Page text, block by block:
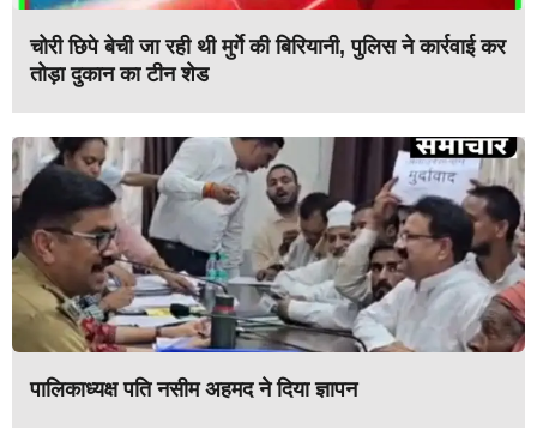
चोरी छिपे बेची जा रही थी मुर्गे की बिरियानी, पुलिस ने कार्रवाई कर
तोड़ा दुकान का टीन शेड
पालिकाध्यक्ष पति नसीम अहमद ने दिया ज्ञापन